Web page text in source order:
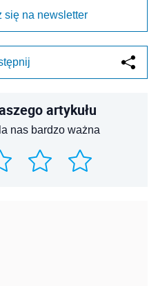
się na newsletter
artykułu
nas bardzo ważna